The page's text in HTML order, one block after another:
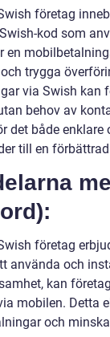
företag
kod som
en
trygga
via Swish kan
behov av
det både
till en
företag
använda och
kan
mobilen. Detta
och